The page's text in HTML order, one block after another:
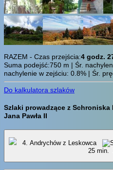
RAZEM - Czas przejścia:4 godz.
Suma podejść:750 m | Śr.
nachylenie w zejściu: 0.8% | Śr.
Do kalkulatora szlaków
Szlaki prowadzące z
Jana Pawła II
4. Andrychów z Leskowca
25 min.